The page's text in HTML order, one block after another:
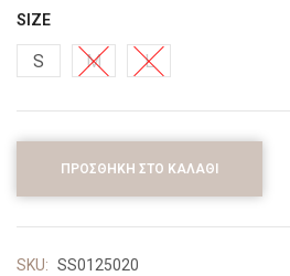
SIZE
S M L
ΠΡΟΣΘΉΚΗ ΣΤΟ ΚΑΛΆΘΙ
SKU: SS0125020